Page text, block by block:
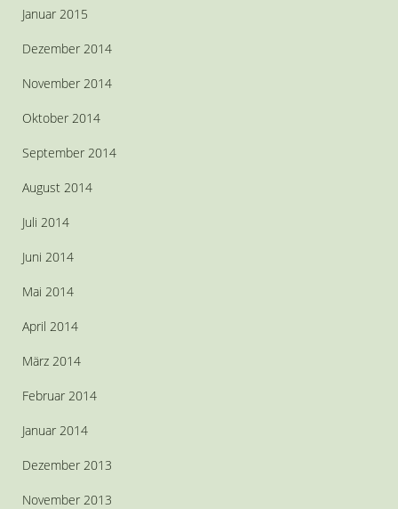
Januar 2015
Dezember 2014
November 2014
Oktober 2014
September 2014
August 2014
Juli 2014
Juni 2014
Mai 2014
April 2014
März 2014
Februar 2014
Januar 2014
Dezember 2013
November 2013